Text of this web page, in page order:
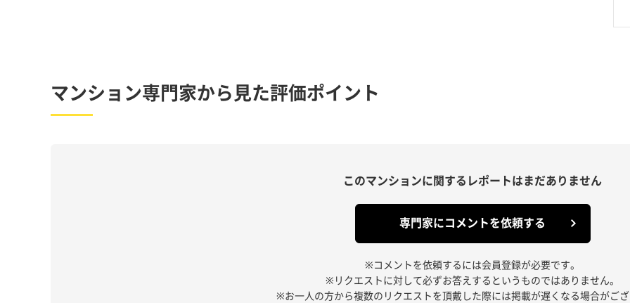
マンション専門家から見た評価ポイント
このマンションに関する レポートはまだありません
専門家にコメントを依頼する
※コメントを依頼するには会員登録が必要です。
※リクエストに対して必ずお答えするというものではありません。
※お一人の方から複数のリクエストを頂戴した際には掲載が遅くなる場合がご